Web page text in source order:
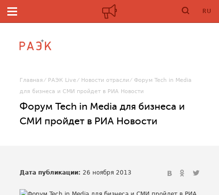
RU
Главная РАЭК Live Новости отрасли
Форум Tech in Media
для бизнеса и СМИ пройдет в РИА Новости
Форум Tech in Media для бизнеса и
СМИ пройдет в РИА Новости
Дата публикации: 26 ноября 2013